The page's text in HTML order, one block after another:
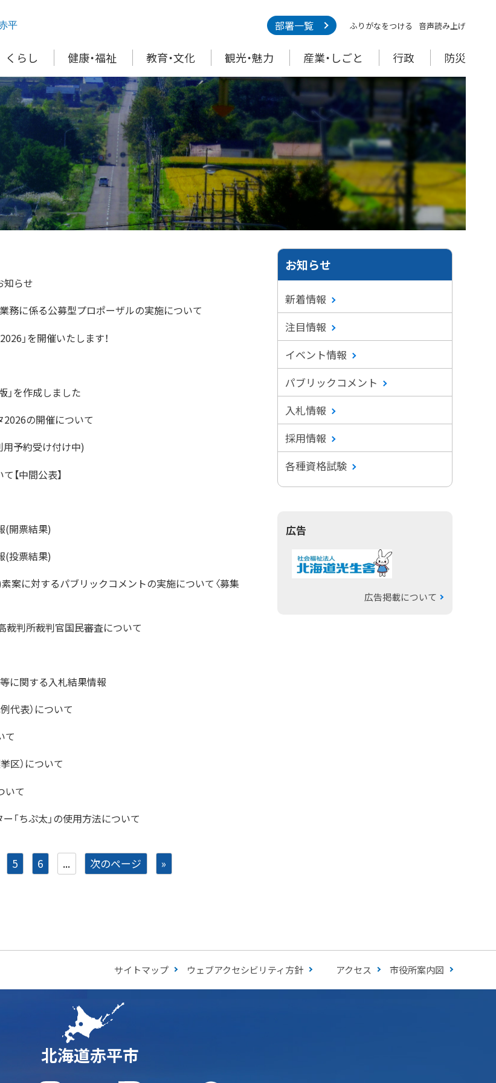
平 部署一覧 ふりがなをつける 音声読み上げ
くらし 健康・福祉 教育・文化 観光・魅力 産業・しごと 行政 防災
知らせ
務に係る公募型プロポーザルの実施について
」を開催いたします！
」を作成しました
2026の開催について
予約受け付け中)
【中間公表】
(開票結果)
(投票結果)
案に対するパブリックコメントの実施について〈募集
裁判所裁判官国民審査について
に関する入札結果情報
代表）について
て
区）について
いて
「ちぷ太」の使用方法について
5 6 ... 次のページ »
お知らせ
新着情報
注目情報
イベント情報
パブリックコメント
入札情報
採用情報
各種資格試験
広告
広告掲載について
サイトマップ ウェブアクセシビリティ方針 アクセス 市役所案内図
北海道赤平市